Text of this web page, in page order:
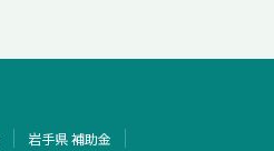
岩手県 補助金